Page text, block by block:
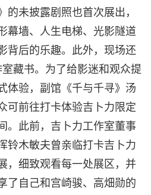
的未披露剧照也首次展出，
幕墙、人生电梯、光影隧道
背后的乐趣。此外，现场还
藏书。为了给影迷和观众提
体验，副馆《千与千寻》汤
可前往打卡体验吉卜力限定
。此前，吉卜力工作室董事
铃木敏夫曾亲临打卡吉卜力
，细致观看每一处展区，并
了自己和宫崎骏、高畑勋的